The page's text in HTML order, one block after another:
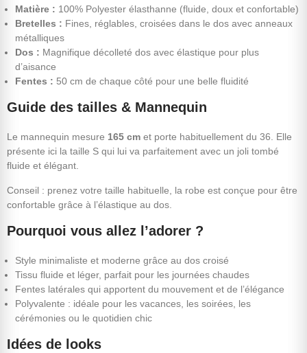
Matière : 100% Polyester élasthanne (fluide, doux et confortable)
Bretelles : Fines, réglables, croisées dans le dos avec anneaux
métalliques
Dos : Magnifique décolleté dos avec élastique pour plus
d’aisance
Fentes : 50 cm de chaque côté pour une belle fluidité
Guide des tailles & Mannequin
Le mannequin mesure 165 cm et porte habituellement du 36. Elle
présente ici la taille S qui lui va parfaitement avec un joli tombé
fluide et élégant.
Conseil : prenez votre taille habituelle, la robe est conçue pour être
confortable grâce à l’élastique au dos.
Pourquoi vous allez l’adorer ?
Style minimaliste et moderne grâce au dos croisé
Tissu fluide et léger, parfait pour les journées chaudes
Fentes latérales qui apportent du mouvement et de l’élégance
Polyvalente : idéale pour les vacances, les soirées, les
cérémonies ou le quotidien chic
Idées de looks